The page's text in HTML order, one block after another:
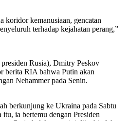
koridor kemanusiaan, gencatan
terhadap kejahatan perang,”
Rusia), Dmitry Peskov
berita RIA bahwa Putin akan
Nehammer pada Senin.
berkunjung ke Ukraina pada Sabtu
ia bertemu dengan Presiden